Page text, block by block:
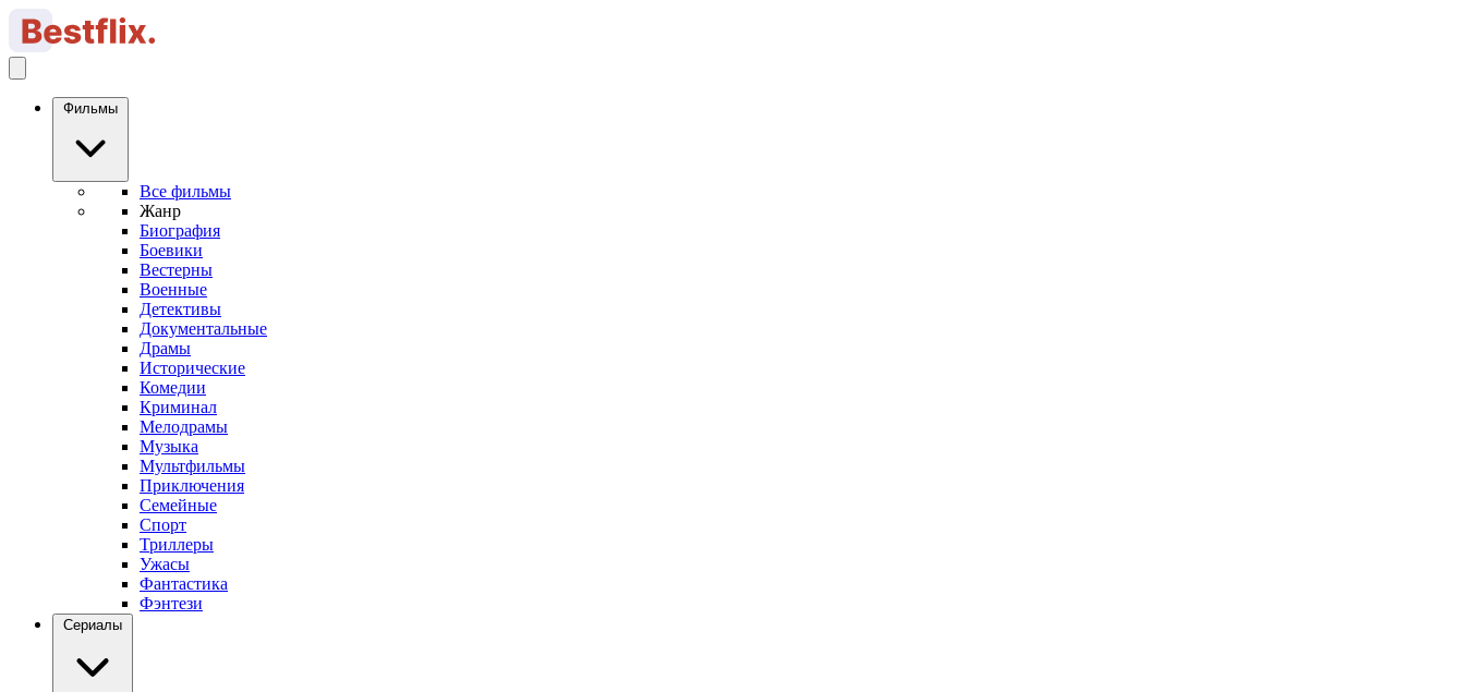
Фильмы
Все фильмы
Жанр
Биография
Боевики
Вестерны
Военные
Детективы
Документальные
Драмы
Исторические
Комедии
Криминал
Мелодрамы
Музыка
Мультфильмы
Приключения
Семейные
Спорт
Триллеры
Ужасы
Фантастика
Фэнтези
Сериалы